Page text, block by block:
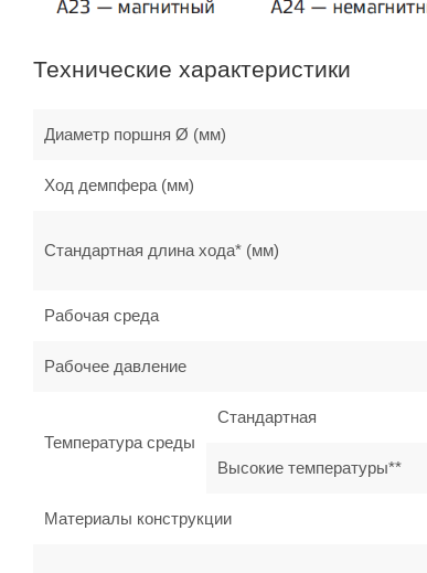
Технические характеристики
Диаметр поршня Ø (мм)
Ход демпфера (мм)
Стандартная длина хода* (мм)
Рабочая среда
Рабочее давление
Температура среды
Стандартная
Высокие температуры**
Материалы конструкции